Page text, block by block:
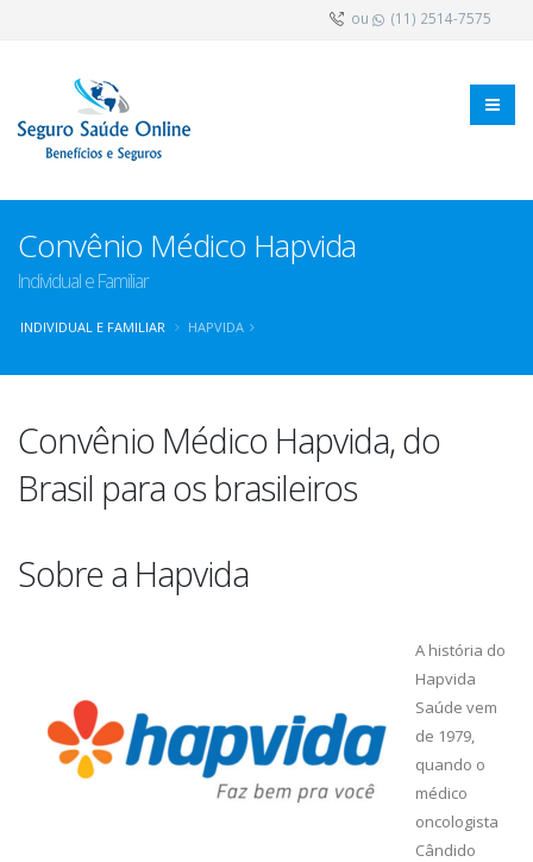
ou (11) 2514-7575
Convênio Médico Hapvida
Individual e Familiar
INDIVIDUAL E FAMILIAR HAPVIDA
Convênio Médico Hapvida, do
Brasil para os brasileiros
Sobre a Hapvida
A história do
Hapvida
Saúde vem
de 1979,
quando o
médico
oncologista
Cândido